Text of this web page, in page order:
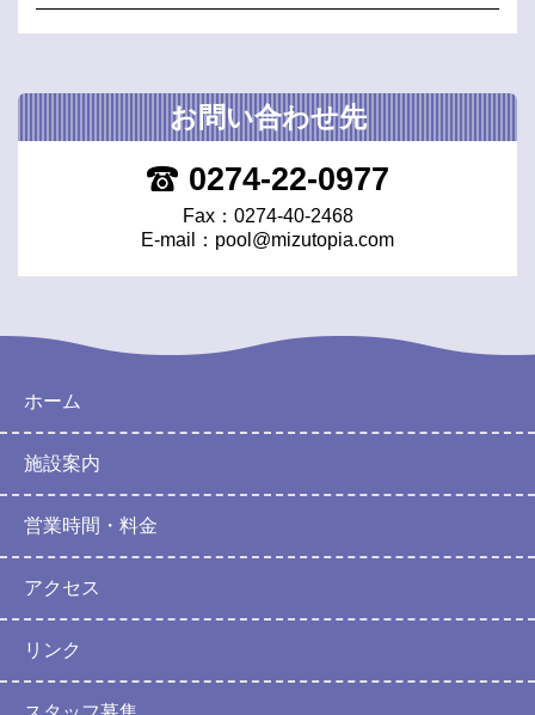
お問い合わせ先
0274-22-0977
Fax：0274-40-2468
E-mail： pool@mizutopia.com
ホーム
施設案内
営業時間・料金
アクセス
リンク